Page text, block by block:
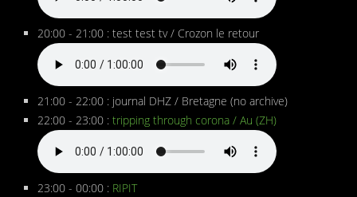
20:00 - 21:00 : test test tv / Crozon le retour
21:00 - 22:00 : journal DHZ / Bretagne (no archive)
22:00 - 23:00 : tripping through corona / Au (ZH)
23:00 - 00:00 : RIPIT